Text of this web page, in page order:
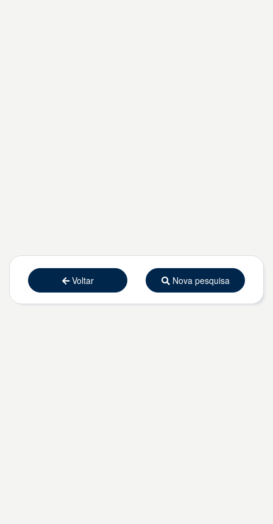
Voltar Nova pesquisa